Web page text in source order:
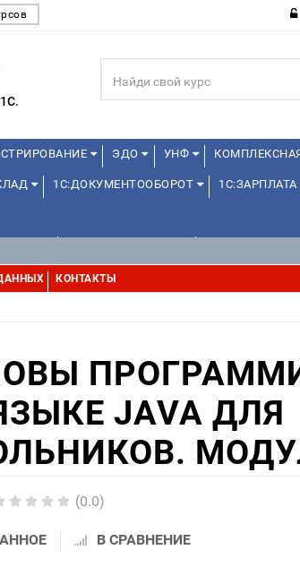
ЭДО УНФ
1С:ДОКУМЕНТООБОРОТ 1С:ЗАРПЛАТА
4-6 ЧАСОВ ОТ 12 ЛЕТ
КОНТАКТЫ
JAVA ДЛЯ
(0.0)
В СРАВНЕНИЕ